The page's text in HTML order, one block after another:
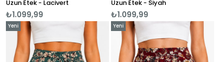
Uzun Etek - Lacivert
₺1.099,99
Uzun Etek - Siyah
₺1.099,99
Yeni
Yeni
Ürün